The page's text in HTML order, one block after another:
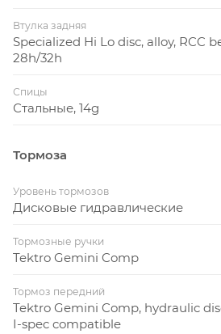
Втулка задняя
Specialized Hi Lo disc, alloy, RCC
28h/32h
Спицы
Стальные, 14g
Тормоза
Уровень тормозов
Дисковые гидравлические
Тормозные ручки
Tektro Gemini Comp
Тормоз передний
Tektro Gemini Comp, hydraulic
I-spec compatible